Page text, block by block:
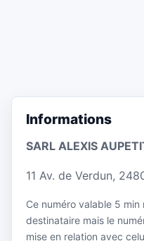
Informations
SARL ALEXIS
11 Av. de Verdun,
Ce numéro valable 5
destinataire mais le
mise en relation avec